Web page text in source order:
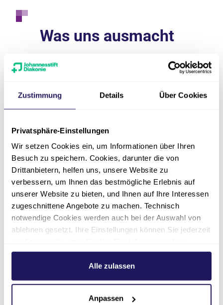
Zustimmung Details Über Cookies
Privatsphäre-Einstellungen
Wir setzen Cookies ein, um Informationen über Ihren
Besuch zu speichern. Cookies, darunter die von
Drittanbietern, helfen uns, unsere Website zu
verbessern, um Ihnen das bestmögliche Erlebnis auf
unserer Website zu bieten, und Ihnen auf Ihre Interessen
zugeschnittene Angebote zu machen. Technisch
notwendige Cookies werden auch bei der Auswahl von
ablehnen gesetzt. Ihre Einstellungen können Sie jederzeit
Weitere Informationen hierzu finden Sie in unserer
.Alle zulassen
Anpassen
Was uns ausmacht
Zusammenarbeit innerhalb
der Klinik für Kardiologie in
breites Expert*innen-
Netzwerk.
24/7-Bereitschaftsdienst:Zur
Versorgung in
lebensbedrohlichen
Situationen ist unsere
Uhr geöffnet.
Wohnortnahe Versorgung: